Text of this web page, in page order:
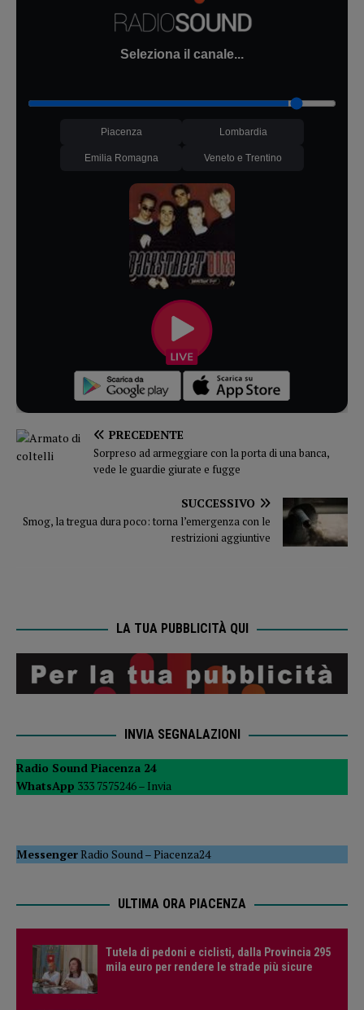
Seleziona il canale...
Piacenza Lombardia
Emilia Romagna Veneto e Trentino
PRECEDENTE
Sorpreso ad armeggiare con la porta di una banca,
vede le guardie giurate e fugge
SUCCESSIVO
Smog, la tregua dura poco: torna l’emergenza con le
restrizioni aggiuntive
LA TUA PUBBLICITÀ QUI
INVIA SEGNALAZIONI
Radio Sound Piacenza 24
WhatsApp 333 7575246 – Invia
MessengerRadio Sound–Piacenza24
ULTIMA ORA PIACENZA
Tutela di pedoni e ciclisti, dalla Provincia 295
mila euro per rendere le strade più sicure